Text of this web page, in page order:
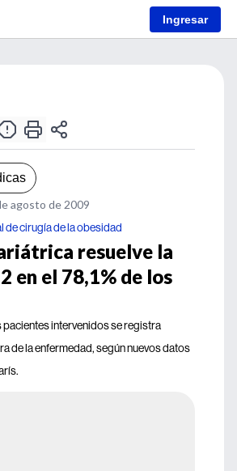
Ingresar
agosto de 2009
de cirugía de la obesidad
resuelve la
en el 78,1% de los
pacientes intervenidos se registra
de la enfermedad, según nuevos datos